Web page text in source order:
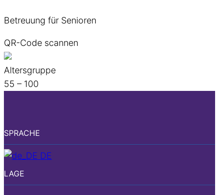
Betreuung für Senioren
QR-Code scannen
Altersgruppe
55 – 100
SPRACHE
DE
LAGE